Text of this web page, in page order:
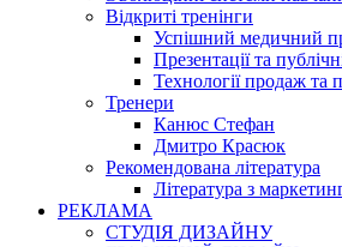
Відкриті тренінги
Успішний медичний
Презентації та
Технології продаж та
Тренери
Канюс Стефан
Дмитро Красюк
Рекомендована література
Література з
РЕКЛАМА
СТУДІЯ ДИЗАЙНУ